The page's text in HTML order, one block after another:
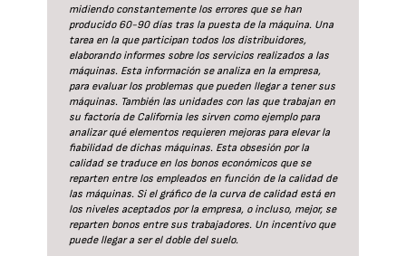
midiendo constantemente los errores que se han
producido 60-90 días tras la puesta de la máquina. Una
tarea en la que participan todos los distribuidores,
elaborando informes sobre los servicios realizados a las
máquinas. Esta información se analiza en la empresa,
para evaluar los problemas que pueden llegar a tener sus
máquinas. También las unidades con las que trabajan en
su factoría de California les sirven como ejemplo para
analizar qué elementos requieren mejoras para elevar la
fiabilidad de dichas máquinas. Esta obsesión por la
calidad se traduce en los bonos económicos que se
reparten entre los empleados en función de la calidad de
las máquinas. Si el gráfico de la curva de calidad está en
los niveles aceptados por la empresa, o incluso, mejor, se
reparten bonos entre sus trabajadores. Un incentivo que
puede llegar a ser el doble del suelo.